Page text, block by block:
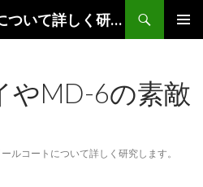
アルミホイールコートについて詳しく研究します。
やMD-6の素敵
ルコートについて詳しく研究します。